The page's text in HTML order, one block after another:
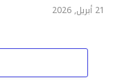
21 أبريل, 2026